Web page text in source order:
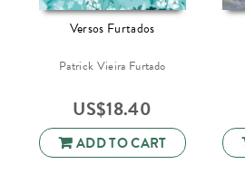
Versos Furtados
Patrick Vieira Furtado
US$18.40
ADD TO CART